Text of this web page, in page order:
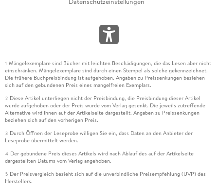
1 Mängelexemplare sind Bücher mit leichten Beschädigungen, die das Lesen aber nicht
einschränken. Mängelexemplare sind durch einen Stempel als solche gekennzeichnet.
Die frühere Buchpreisbindung ist aufgehoben. Angaben zu Preissenkungen beziehen
sich auf den gebundenen Preis eines mangelfreien Exemplars.
2 Diese Artikel unterliegen nicht der Preisbindung, die Preisbindung dieser Artikel
wurde aufgehoben oder der Preis wurde vom Verlag gesenkt. Die jeweils zutreffende
Alternative wird Ihnen auf der Artikelseite dargestellt. Angaben zu Preissenkungen
beziehen sich auf den vorherigen Preis.
3 Durch Öffnen der Leseprobe willigen Sie ein, dass Daten an den Anbieter der
Leseprobe übermittelt werden.
4 Der gebundene Preis dieses Artikels wird nach Ablauf des auf der Artikelseite
dargestellten Datums vom Verlag angehoben.
5 Der Preisvergleich bezieht sich auf die unverbindliche Preisempfehlung (UVP) des
Herstellers.